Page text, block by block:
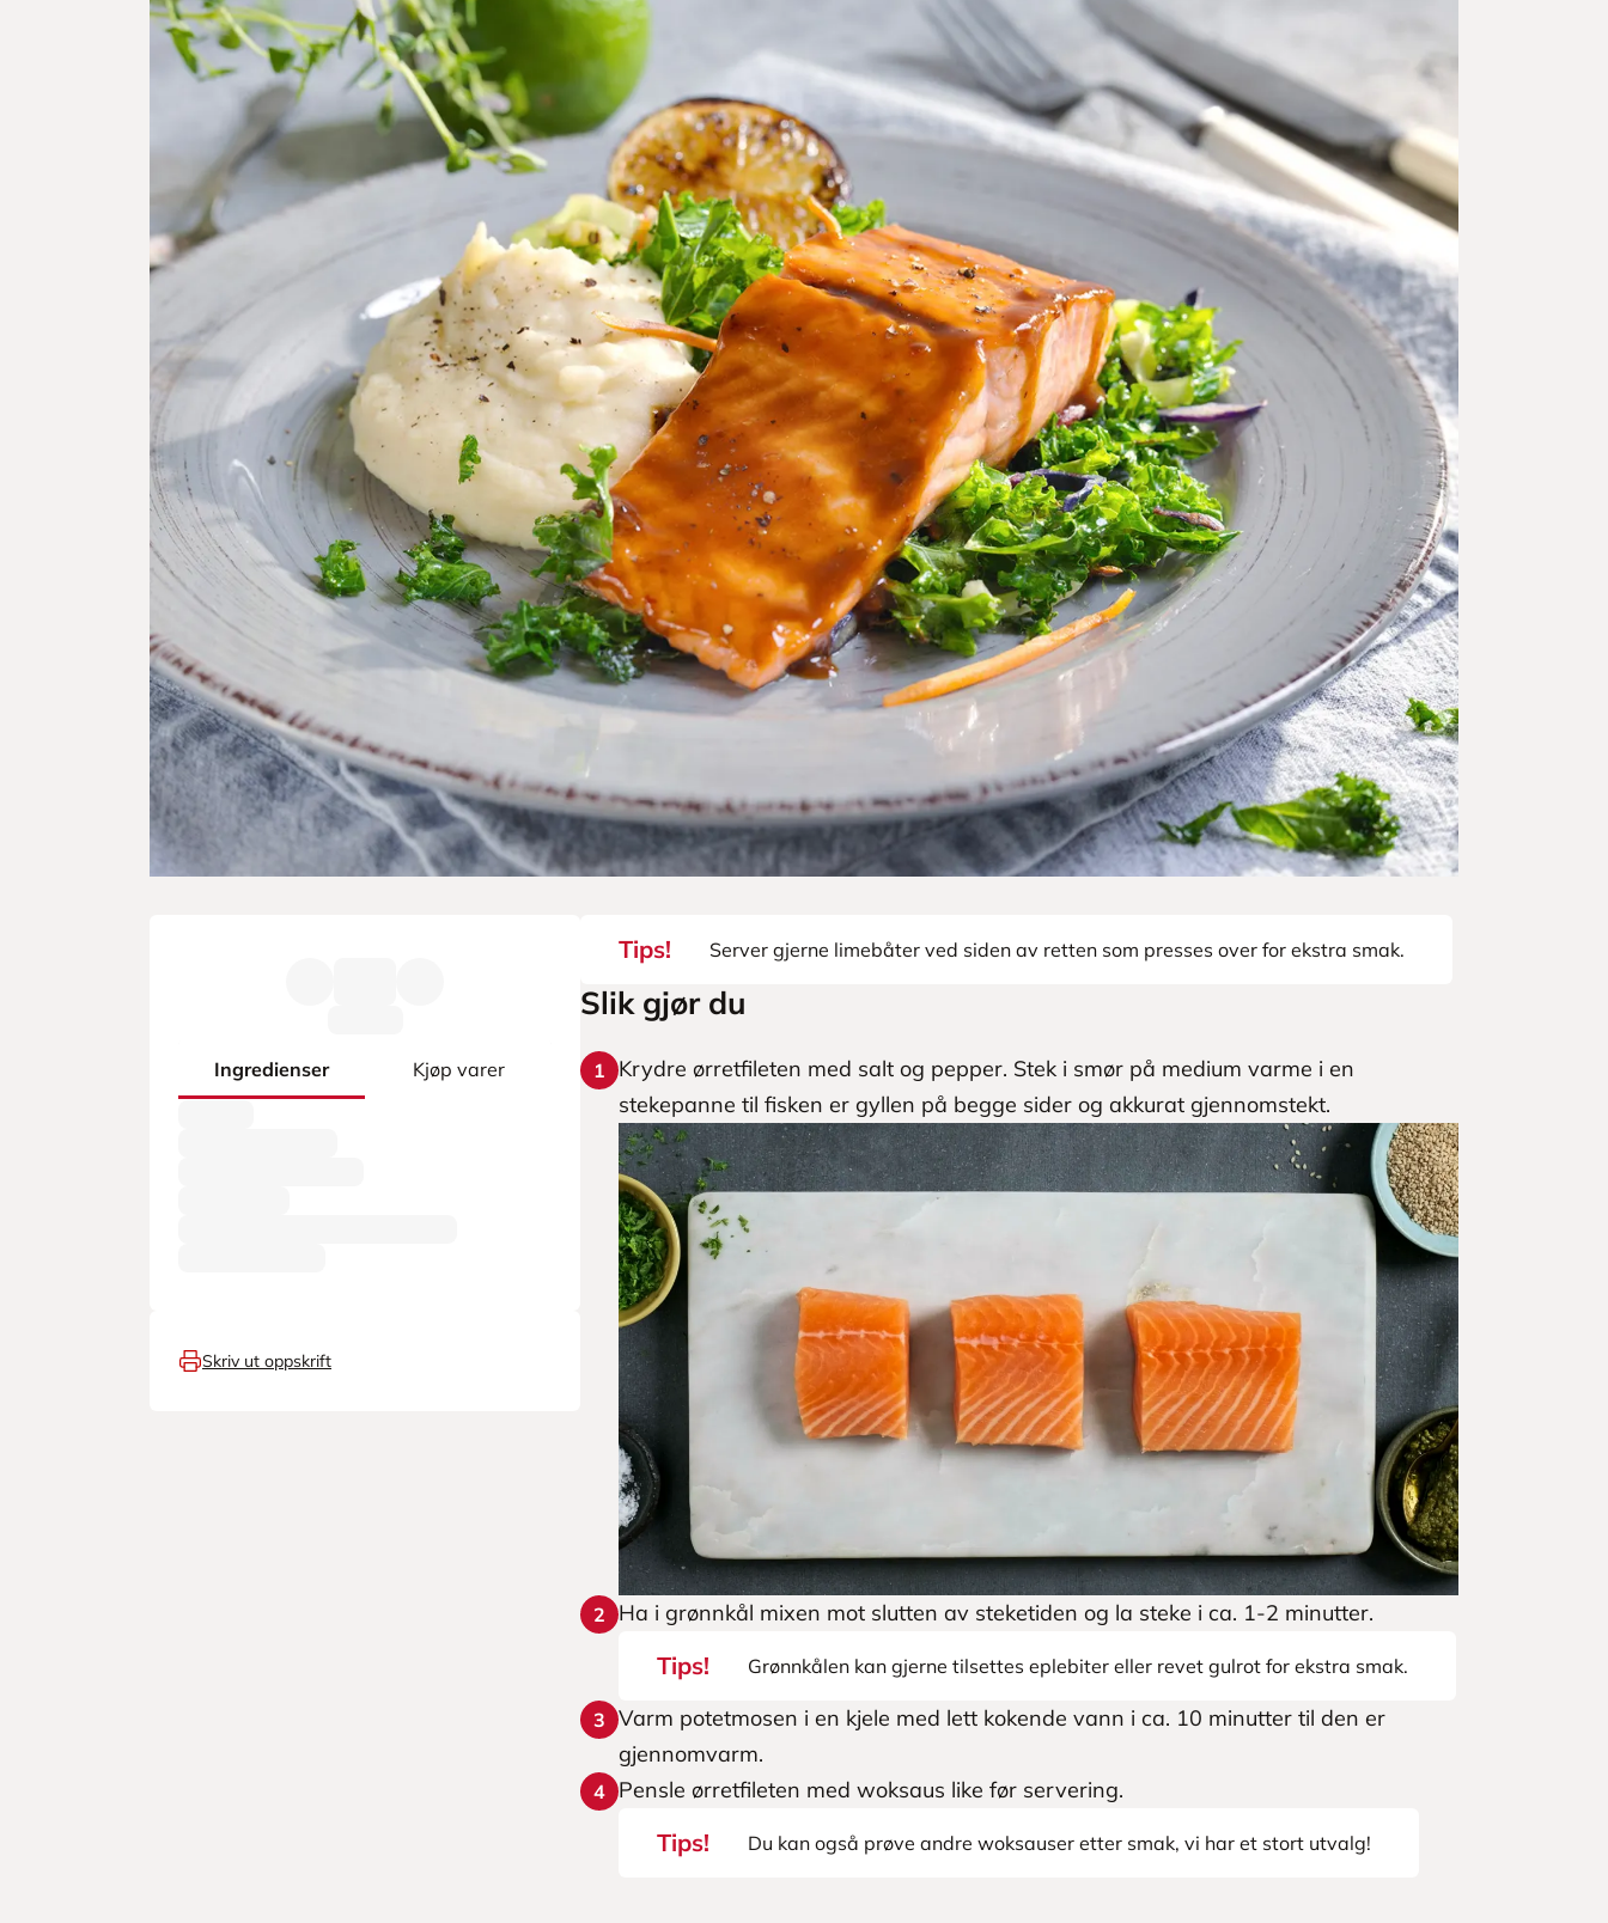
Ingredienser Kjøp varer
Skriv ut oppskrift
Tips! Server gjerne limebåter ved siden av retten som presses over for ekstra smak.
Slik gjør du
1
Krydre ørretfileten med salt og pepper. Stek i smør på medium varme i en
stekepanne til fisken er gyllen på begge sider og akkurat gjennomstekt.
2 Ha i grønnkål mixen mot slutten av steketiden og la steke i ca. 1-2 minutter.
Tips! Grønnkålen kan gjerne tilsettes eplebiter eller revet gulrot for ekstra smak.
3 Varm potetmosen i en kjele med lett kokende vann i ca. 10 minutter til den er
gjennomvarm.
4 Pensle ørretfileten med woksaus like før servering.
Tips! Du kan også prøve andre woksauser etter smak, vi har et stort utvalg!